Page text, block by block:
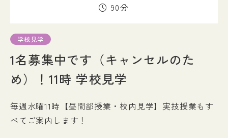
キャンパスライフ
進路・就職
入試情報
90分
学校見学
1名募集中です（キャンセルのた
め）！11時 学校見学
毎週水曜11時【昼間部授業・校内見学】実技授業もす
べてご案内します！